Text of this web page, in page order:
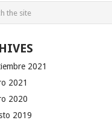
2021
2021
2020
2019